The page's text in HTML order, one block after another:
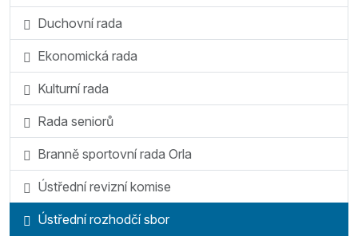
Duchovní rada
Ekonomická rada
Kulturní rada
Rada seniorů
Branně sportovní rada Orla
Ústřední revizní komise
Ústřední rozhodčí sbor